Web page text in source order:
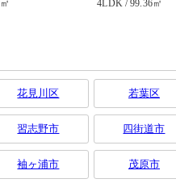
花見川区 若葉区
習志野市 四街道市
袖ヶ浦市 茂原市